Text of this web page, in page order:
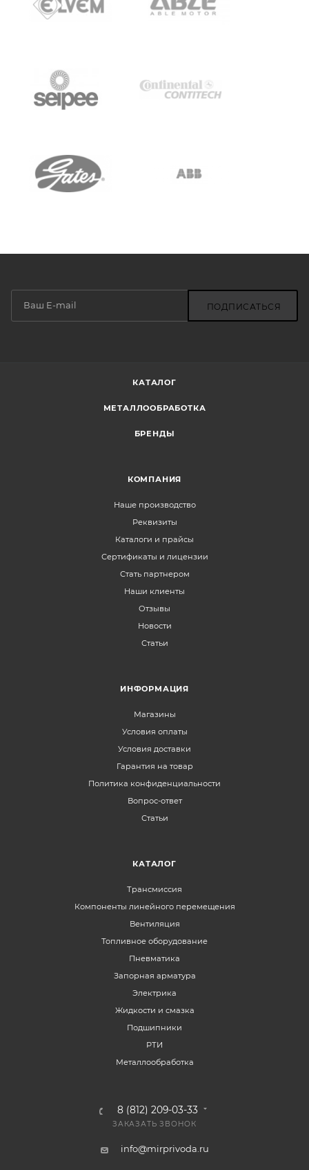
ПОДПИСАТЬСЯ
КАТАЛОГ
МЕТАЛЛООБРАБОТКА
БРЕНДЫ
КОМПАНИЯ
Наше производство
Реквизиты
Каталоги и прайсы
Сертификаты и лицензии
Стать партнером
Наши клиенты
Отзывы
Новости
Статьи
ИНФОРМАЦИЯ
Магазины
Условия оплаты
Условия доставки
Гарантия на товар
Политика конфиденциальности
Вопрос-ответ
Статьи
КАТАЛОГ
Трансмиссия
Компоненты линейного перемещения
Вентиляция
Топливное оборудование
Пневматика
Запорная арматура
Электрика
Жидкости и смазка
Подшипники
РТИ
Металлообработка
8 (812) 209-03-33
ЗАКАЗАТЬ ЗВОНОК
info@mirprivoda.ru